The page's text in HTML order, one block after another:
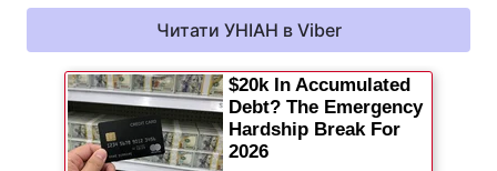
Читати УНІАН в Viber